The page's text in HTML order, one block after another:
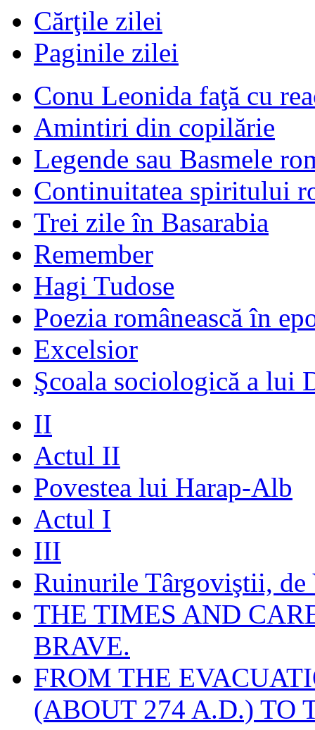
Cărţile zilei
Paginile zilei
Conu Leonida faţă cu
Amintiri din copilărie
Legende sau Basmele
Continuitatea spiritului
Trei zile în Basarabia
Remember
Hagi Tudose
Poezia românească în
Excelsior
Şcoala sociologică a lui
II
Actul II
Povestea lui Harap-Alb
Actul I
III
Ruinurile Târgoviştii, de
THE TIMES AND
BRAVE.
FROM THE
(ABOUT 274 A.D.) TO